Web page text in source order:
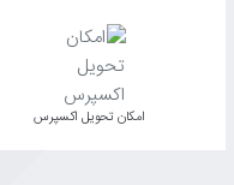
اﻣﮑﺎن ﺗﺤﻮﯾﻞ اﮐﺴﭙﺮس